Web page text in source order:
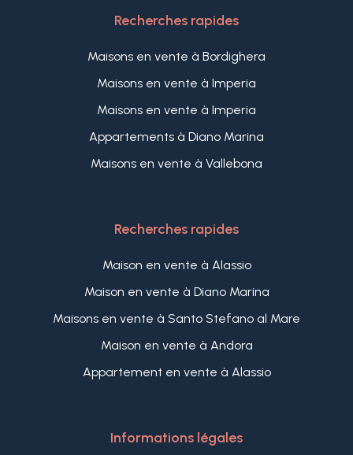
Recherches rapides
Maisons en vente à Bordighera
Maisons en vente à Imperia
Maisons en vente à Imperia
Appartements à Diano Marina
Maisons en vente à Vallebona
Recherches rapides
Maison en vente à Alassio
Maison en vente à Diano Marina
Maisons en vente à Santo Stefano al Mare
Maison en vente à Andora
Appartement en vente à Alassio
Informations légales